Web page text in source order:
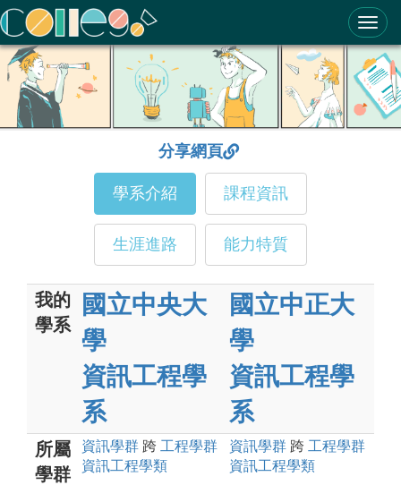
ColleGo! 大學選才與高中育才輔助系統
分享網頁
學系介紹 課程資訊
生涯進路 能力特質
我的
學系
國立中央大
學
資訊工程學
系
國立中正大
學
資訊工程學
系
所屬
學群
資訊學群 跨 工程學群
資訊工程學類
資訊學群 跨 工程學群
資訊工程學類